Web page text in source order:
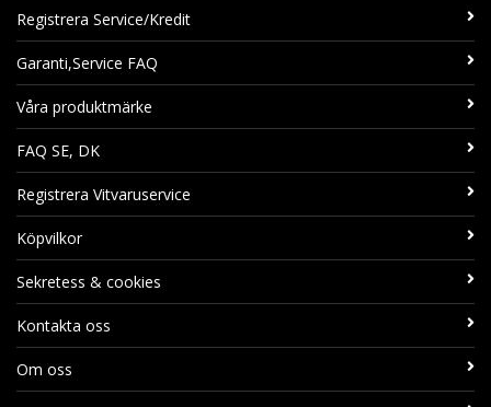
Registrera Service/Kredit
Garanti,Service FAQ
Våra produktmärke
FAQ SE, DK
Registrera Vitvaruservice
Köpvilkor
Sekretess & cookies
Kontakta oss
Om oss